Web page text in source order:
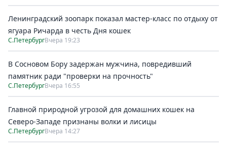
Ленинградский зоопарк показал мастер-класс по отдыху от
ягуара Ричарда в честь Дня кошек
С.ПетербургВчера 19:23
В Сосновом Бору задержан мужчина, повредивший
памятник ради "проверки на прочность"
С.ПетербургВчера 16:55
Главной природной угрозой для домашних кошек на
Северо-Западе признаны волки и лисицы
С.ПетербургВчера 14:27